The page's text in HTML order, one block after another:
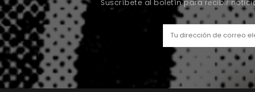
Suscríbete al boletín para recibir